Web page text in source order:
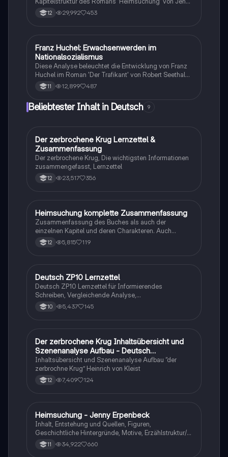
Erpenbeck. Diese Übersicht bietet Einblicke in die
Beziehungen der Charaktere und deren historische
beschäftigen.
12 29,992 453
Deutsch
Franz Huchel: Erwachsenwerden im
Nationalsozialismus
Diese Analyse beleuchtet die Entwicklung von Franz
Huchel im Roman 'Der Trafikant' von Robert Seethaler.
Sie umfasst die Figurenkonstellation, die Rolle von
Anezka, die Bedeutung von Traumzetteln als
Kommunikationsmittel sowie den geschichtlichen
Hintergrund der Handlung in Wien 1937-1938. Zudem
Protagonisten im Kontext der politischen
Veränderungen zu verstehen.
11 12,899 487
Beliebtester Inhalt in Deutsch 9
Deutsch
Der zerbrochene Krug Lernzettel &
Zusammenfassung
Der zerbrochene Krug, Die wichtigsten Informationen
zusammengefasst, Lernzettel
12 23,517 356
Deutsch
Heimsuchung komplette Zusammenfassung
Zusammenfassung des Buches als auch der
einzelnen Kapitel und deren Charakteren. Auch
tabellarisch. Im Unterricht ohne KI erstellt
12 5,815 119
Deutsch
Deutsch ZP10 Lernzettel
Deutsch ZP10 Lernzettel für Informierendes
Schreiben, Vergleichende Analyse,
Sachtexte/Roman/Gedicht..
10 5,437 145
Deutsch
Der zerbrochene Krug Inhaltsübersicht und
Szenenanalyse Aufbau - Deutsch
Q1/Q2/Abitur
Inhaltsübersicht und Szenenanalyse Aufbau “der
zerbrochne Krug” Heinrich von Kleist
12 7,409 124
Deutsch
Heimsuchung - Jenny Erpenbeck
Inhalt, Entstehung und Quellen, Figuren,
Geschichtliche Hintergründe, Motive, Erzählstruktur/-
stil 11 34,922 660